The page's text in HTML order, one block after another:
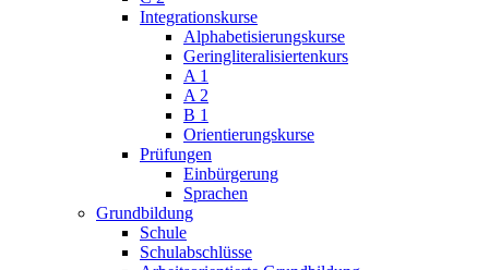
Integrationskurse
Alphabetisierungskurse
Geringliteralisiertenkurs
A 1
A 2
B 1
Orientierungskurse
Prüfungen
Einbürgerung
Sprachen
Grundbildung
Schule
Schulabschlüsse